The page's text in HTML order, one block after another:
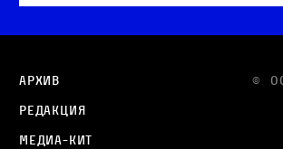
©
Архив
Редакция
Медиа-кит